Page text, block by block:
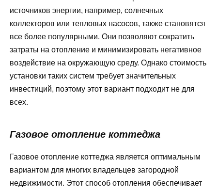
источников энергии, например, солнечных
коллекторов или тепловых насосов, также становятся
все более популярными. Они позволяют сократить
затраты на отопление и минимизировать негативное
воздействие на окружающую среду. Однако стоимость
установки таких систем требует значительных
инвестиций, поэтому этот вариант подходит не для
всех.
Газовое отопление коттеджа
Газовое отопление коттеджа является оптимальным
вариантом для многих владельцев загородной
недвижимости. Этот способ отопления обеспечивает